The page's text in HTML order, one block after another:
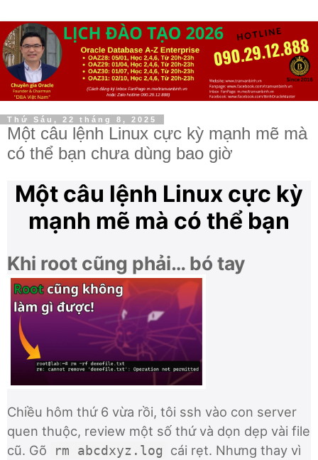
Thứ Sáu, 22 tháng 8, 2025
Một câu lệnh Linux cực kỳ mạnh mẽ mà
có thể bạn chưa dùng bao giờ
Một câu lệnh Linux cực kỳ
mạnh mẽ mà có thể bạn
chưa dùng bao giờ
Khi root cũng phải… bó tay
Chiều hôm thứ 6 vừa rồi, tôi ssh vào con server
quen thuộc, review một số thứ và dọn dẹp vài file
cũ. Gõ
rm abcdxyz.log
cái rẹt. Nhưng thay vì